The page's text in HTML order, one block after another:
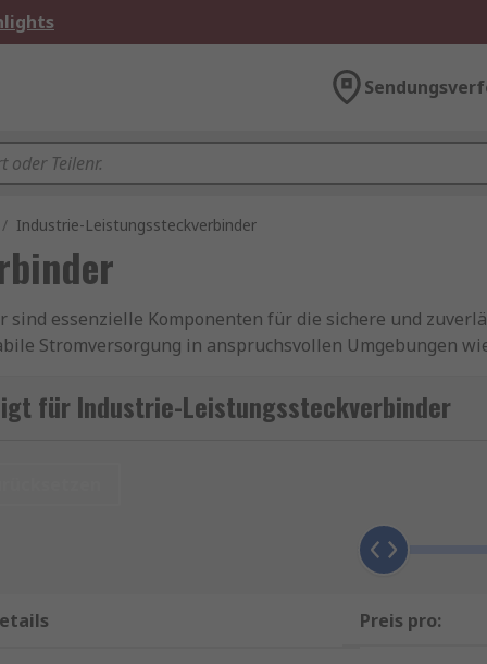
/ Industrie-Leistungssteckverbinder
essenzielle Komponenten für die sichere und
Stromversorgung in anspruchsvollen Umgebungen
langlebig ausgelegt sind.
und raue Einsatzbedingungen konzipiert. Sie
Umweltbedingungen. Gerade
werden müssen. Für die Auswahl sind
für Industrie-Leistungssteckverbinder
Preis pro: